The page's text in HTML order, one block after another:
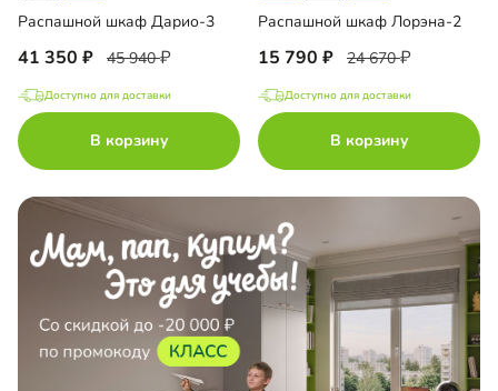
Распашной шкаф Дарио-3
41 350 45 940
Доступно для доставки
В корзину
Распашной шкаф Лорэна-2
15 790 24 670
Доступно для доставки
В корзину